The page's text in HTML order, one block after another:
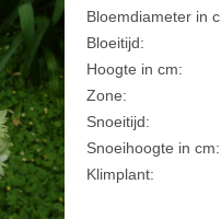
Bloemdiameter in
Bloeitijd:
Hoogte in cm:
Zone:
Snoeitijd:
Snoeihoogte in cm:
Klimplant: